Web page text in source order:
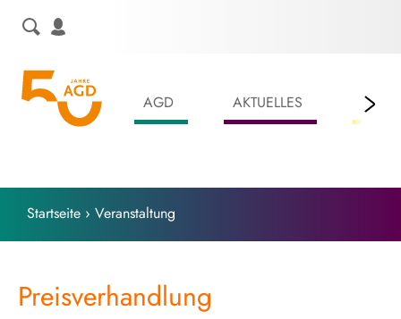
AGD AKTUELLES
Startseite › Veranstaltung
Preisverhandlung